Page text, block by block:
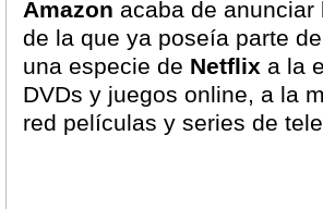
Amazon acaba de anunciar
de la que ya poseía parte
una especie de Netflix a la
DVDs y juegos online, a la
red películas y series de